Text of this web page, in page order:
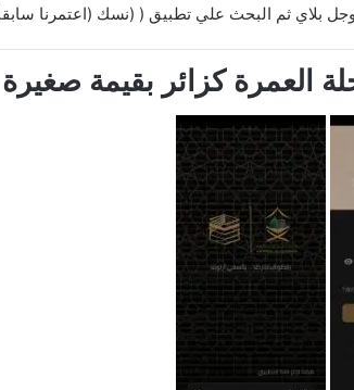
بلاي ثم البحث علي تطبيق ( (نسك (اعتمرنا
كزائر بقيمة صغيرة